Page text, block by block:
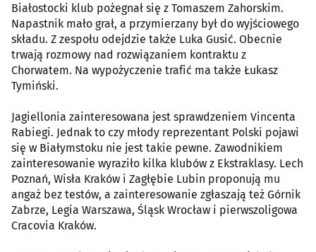
Białostocki klub pożegnał się z Tomaszem Zahorskim.
Napastnik mało grał, a przymierzany był do wyjściowego
składu. Z zespołu odejdzie także Luka Gusić. Obecnie
trwają rozmowy nad rozwiązaniem kontraktu z
Chorwatem. Na wypożyczenie trafić ma także Łukasz
Tymiński.
Jagiellonia zainteresowana jest sprawdzeniem Vincenta
Rabiegi. Jednak to czy młody reprezentant Polski pojawi
się w Białymstoku nie jest takie pewne. Zawodnikiem
zainteresowanie wyraziło kilka klubów z Ekstraklasy. Lech
Poznań, Wisła Kraków i Zagłębie Lubin proponują mu
angaż bez testów, a zainteresowanie zgłaszają też Górnik
Zabrze, Legia Warszawa, Śląsk Wrocław i pierwszoligowa
Cracovia Kraków.